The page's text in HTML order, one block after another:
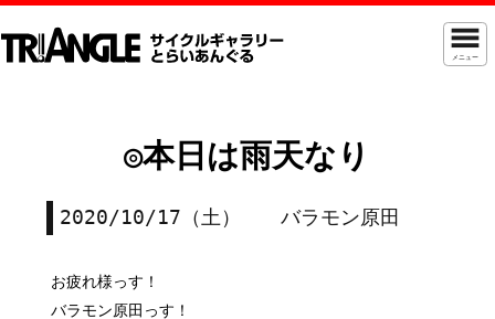
メニュー
◎本日は雨天なり
2020/10/17（土） バラモン原田
お疲れ様っす！
バラモン原田っす！